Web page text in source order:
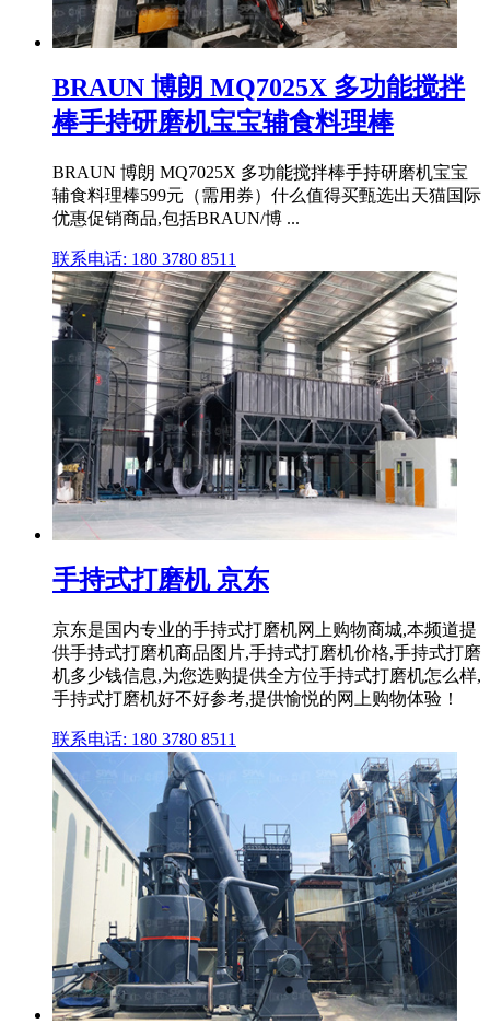
BRAUN 博朗 MQ7025X 多功能搅拌
棒手持研磨机宝宝辅食料理棒
BRAUN 博朗 MQ7025X 多功能搅拌棒手持研磨机宝宝
辅食料理棒599元（需用券）什么值得买甄选出天猫国际
优惠促销商品,包括BRAUN/博 ...
联系电话: 180 3780 8511
手持式打磨机 京东
京东是国内专业的手持式打磨机网上购物商城,本频道提
供手持式打磨机商品图片,手持式打磨机价格,手持式打磨
机多少钱信息,为您选购提供全方位手持式打磨机怎么样,
手持式打磨机好不好参考,提供愉悦的网上购物体验！
联系电话: 180 3780 8511